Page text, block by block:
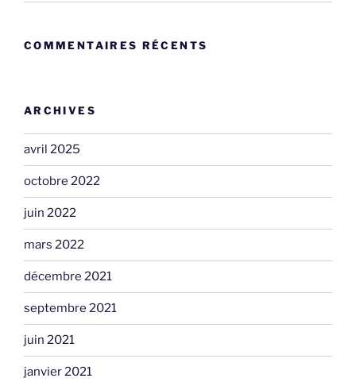
COMMENTAIRES RÉCENTS
ARCHIVES
avril 2025
octobre 2022
juin 2022
mars 2022
décembre 2021
septembre 2021
juin 2021
janvier 2021